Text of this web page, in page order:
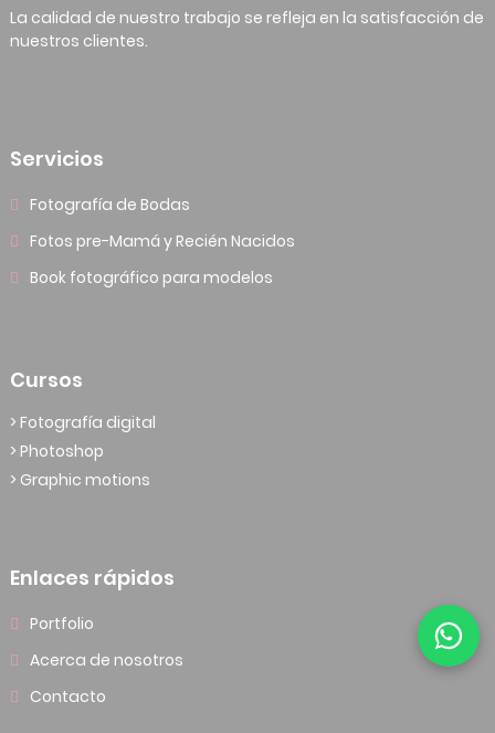
La calidad de nuestro trabajo se refleja en la satisfacción de
nuestros clientes.
Servicios
Fotografía de Bodas
Fotos pre-Mamá y Recién Nacidos
Book fotográfico para modelos
Cursos
> Fotografía digital
> Photoshop
> Graphic motions
Enlaces rápidos
Portfolio
Acerca de nosotros
Contacto